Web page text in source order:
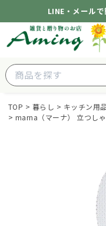
LINE・メール
TOP 暮らし キッチン用
marna（マーナ） 立つし